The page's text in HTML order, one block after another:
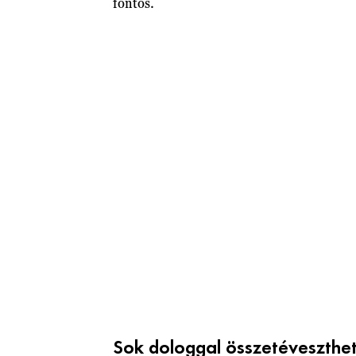
Sok dologgal